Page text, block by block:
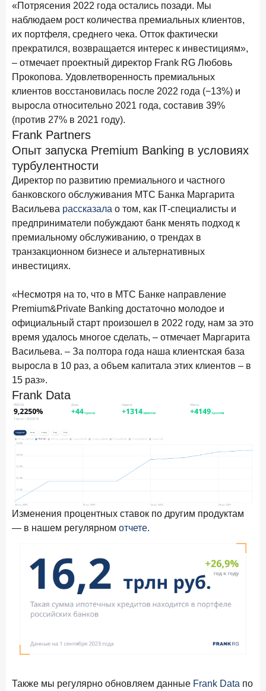
в феврале 2026 года
18 марта 2026 года
Банки начали снижать ставки по вкладам еще до
решения ЦБ
16 марта 2026 года
Frank RG объявила победителей кейс-чемпионата
2026 года
12 марта 2026 года
Банки ускорили работу с претензиями
Рассылка Frank RG
Итоги недели, наша трактовка основных событий
на банковском рынке
Я согласен с условиямиобработки данных
10 марта 2026 года ИССЛЕДОВАНИЕ
Куда уходят деньги? Frank RG исследует рынок
вкладов
6 марта 2026 года
По итогам февраля 2026 года объем выдач кредитов
составил 748,4 млрд руб.
25 февраля 2026 года
Ипотека. Итоги работы крупнейших ипотечных банков
в январе 2026 года
Не по цене, а по ценности: как россияне выбирали
подписки в 2025 году?
6 февраля 2026 года ИССЛЕДОВАНИЕ
По итогам января 2026 года объем выдач кредитов
составил 822,8 млрд руб.
Premium Banking в 2025 году: портрет клиента, тренды
и стратегии банков
«Потрясения 2022 года остались позади. Мы
наблюдаем рост количества премиальных клиентов,
их портфеля, среднего чека. Отток фактически
прекратился, возвращается интерес к инвестициям»,
– отмечает проектный директор Frank RG Любовь
Прокопова. Удовлетворенность премиальных
клиентов восстановилась после 2022 года (−13%) и
выросла относительно 2021 года, составив 39%
(против 27% в 2021 году).
Frank Partners
Опыт запуска Premium Banking в условиях
турбулентности
Директор по развитию премиального и частного
банковского обслуживания МТС Банка Маргарита
Васильева рассказала о том, как IТ-специалисты и
предприниматели побуждают банк менять подход к
премиальному обслуживанию, о трендах в
транзакционном бизнесе и альтернативных
инвестициях.
«Несмотря на то, что в МТС Банке направление
Premium&Private Banking достаточно молодое и
официальный старт произошел в 2022 году, нам за это
время удалось многое сделать, – отмечает Маргарита
Васильева. – За полтора года наша клиентская база
выросла в 10 раз, а объем капитала этих клиентов – в
15 раз».
Frank Data
Изменения процентных ставок по другим продуктам
— в нашем регулярном отчете.
Также мы регулярно обновляем данные Frank Data по